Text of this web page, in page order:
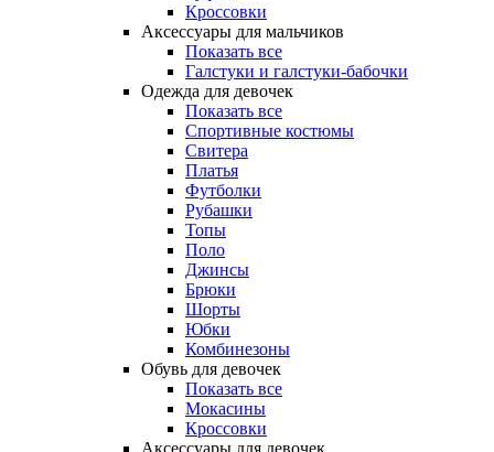
Кроссовки
Аксессуары для мальчиков
Показать все
Галстуки и галстуки-бабочки
Одежда для девочек
Показать все
Спортивные костюмы
Свитера
Платья
Футболки
Рубашки
Топы
Поло
Джинсы
Брюки
Шорты
Юбки
Комбинезоны
Обувь для девочек
Показать все
Мокасины
Кроссовки
Аксессуары для девочек